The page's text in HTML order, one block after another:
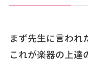
まず先生に言われ
これが楽器の上達